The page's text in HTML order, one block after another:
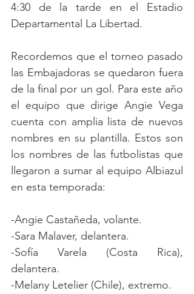
4:30 de la tarde en el Estadio
Departamental La Libertad.
Recordemos que el torneo pasado
las Embajadoras se quedaron fuera
de la final por un gol. Para este año
el equipo que dirige Angie Vega
cuenta con amplia lista de nuevos
nombres en su plantilla. Estos son
los nombres de las futbolistas que
llegaron a sumar al equipo Albiazul
en esta temporada:
-Angie Castañeda, volante.
-Sara Malaver, delantera.
-Sofía Varela (Costa Rica),
delantera.
-Melany Letelier (Chile), extremo.